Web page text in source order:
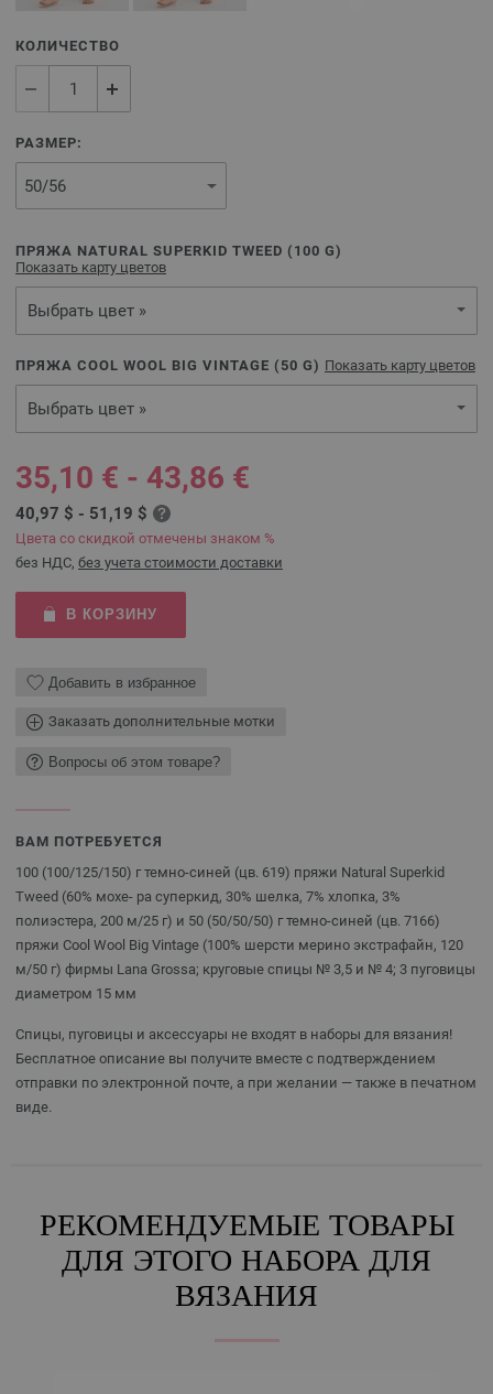
КОЛИЧЕСТВО
РАЗМЕР:
ПРЯЖА NATURAL SUPERKID TWEED ( 100 G)
Показать карту цветов
Выбрать цвет »
ПРЯЖА COOL WOOL BIG VINTAGE ( 50 G) Показать карту цветов
Выбрать цвет »
35,10 € - 43,86 €
40,97 $ - 51,19 $
Цвета со скидкой отмечены знаком %
без НДС, без учета стоимости доставки
В КОРЗИНУ
Добавить в избранное
Заказать дополнительные мотки
Вопросы об этом товаре?
ВАМ ПОТРЕБУЕТСЯ
100 (100/125/150) г темно-синей (цв. 619) пряжи Natural Superkid
Tweed (60% мохе- ра суперкид, 30% шелка, 7% хлопка, 3%
полиэстера, 200 м/25 г) и 50 (50/50/50) г темно-синей (цв. 7166)
пряжи Cool Wool Big Vintage (100% шерсти мерино экстрафайн, 120
м/50 г) фирмы Lana Grossa; круговые спицы № 3,5 и № 4; 3 пуговицы
диаметром 15 мм
Спицы, пуговицы и аксессуары не входят в наборы для вязания!
Бесплатное описание вы получите вместе с подтверждением
отправки по электронной почте, а при желании — также в печатном
виде.
РЕКОМЕНДУЕМЫЕ ТОВАРЫ
ДЛЯ ЭТОГО НАБОРА ДЛЯ
ВЯЗАНИЯ